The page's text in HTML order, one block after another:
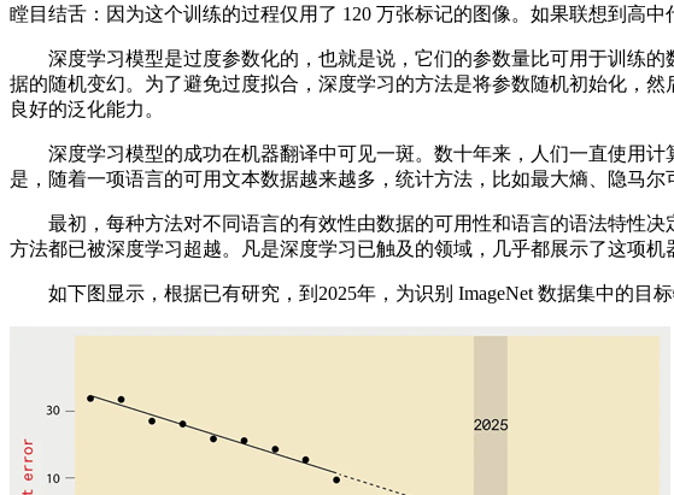
瞠目结舌：因为这个训练的过程仅用了 120 万张标记的图像。如果联想到高
深度学习模型是过度参数化的，也就是说，它们的参数量比可用于训练的
据的随机变幻。为了避免过度拟合，深度学习的方法是将参数随机初始化，
良好的泛化能力。
深度学习模型的成功在机器翻译中可见一斑。数十年来，人们一直使用计
是，随着一项语言的可用文本数据越来越多，统计方法，比如最大熵、隐马
最初，每种方法对不同语言的有效性由数据的可用性和语言的语法特性决
方法都已被深度学习超越。凡是深度学习已触及的领域，几乎都展示了这项机
如下图显示，根据已有研究，到2025年，为识别 ImageNet 数据集中的目